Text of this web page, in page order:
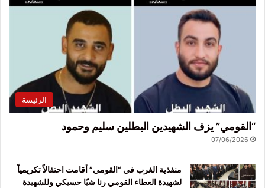
الرئيسة
“القومي” يزف الشهيدين البطلين سليم وحمود
07/06/2026
منفذية الغرب في “القومي” أقامت احتفالاً تكريمياً
لشهيدة العطاء القومي رنا شيّا حسيكي وللشهيدة